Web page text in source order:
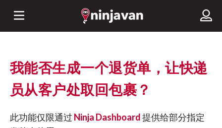
我能否生成一个退货单，让快递
员从客户处取回包裹？
此功能仅限通过 Ninja Dashboard提供给部分指定